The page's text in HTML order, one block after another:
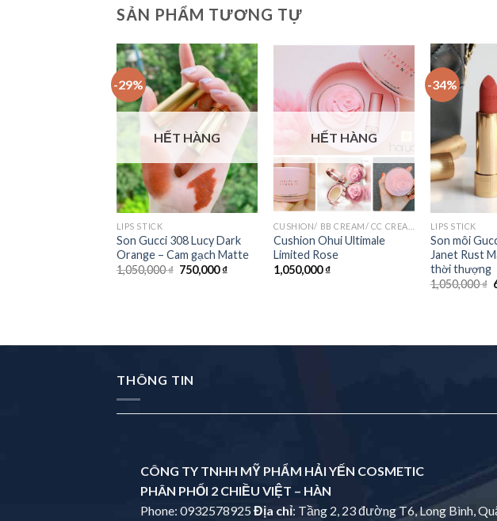
SẢN PHẨM TƯƠNG TỰ
-29%
Add to
Wishlist
HẾT HÀNG
LIPS STICK
Son Gucci 308 Lucy Dark
Orange – Cam gạch Matte
1,050,000₫ 750,000₫
Add to
Wishlist
HẾT HÀNG
Cushion Ohui Ultimale
Limited Rose
1,050,000₫
-34%
LIPS STICK
Son môi
Janet Rust
thời thượng
1,050,000₫
THÔNG TIN
CÔNG TY TNHH MỸ PHẨM HẢI YẾN COSMETIC
PHÂN PHỐI 2 CHIỀU VIỆT – HÀN
Phone: 0932578925Địa chỉ: Tầng 2, 23 đường T6, Long Bình,